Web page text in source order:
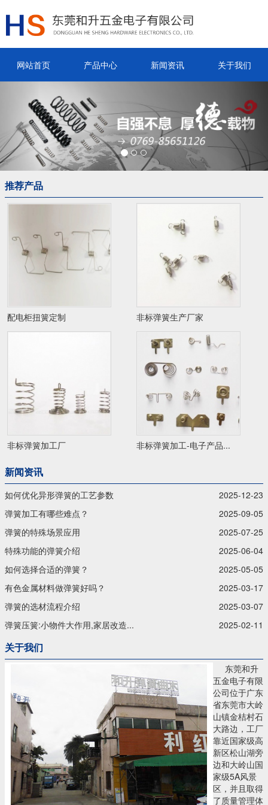
网站首页 产品中心 新闻资讯 关于我们
推荐产品
配电柜扭簧定制 非标弹簧生产厂家
非标弹簧加工厂 非标弹簧加工-电子产品...
新闻资讯
如何优化异形弹簧的工艺参数
2025-12-23
弹簧加工有哪些难点？
2025-09-05
弹簧的特殊场景应用
2025-07-25
特殊功能的弹簧介绍
2025-06-04
如何选择合适的弹簧？
2025-05-05
有色金属材料做弹簧好吗？
2025-03-17
弹簧的选材流程介绍
2025-03-07
弹簧压簧:小物件大作用,家居改造...
2025-02-11
关于我们
东莞和升
五金电子有限
公司位于广东
省东莞市大岭
山镇金桔村石
大路边，工厂
靠近国家级高
新区松山湖旁
边和大岭山国
家级5A风景
区，并且取得
了质量管理体